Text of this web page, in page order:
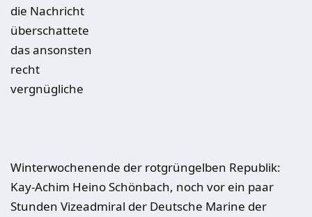
die Nachricht
überschattete
das ansonsten
recht
vergnügliche
Winterwochenende der rotgrüngelben Republik:
Kay-Achim Heino Schönbach, noch vor ein paar
Stunden Vizeadmiral der Deutsche Marine der